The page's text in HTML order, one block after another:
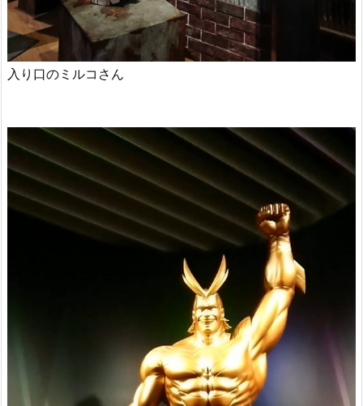
入り口のミルコさん